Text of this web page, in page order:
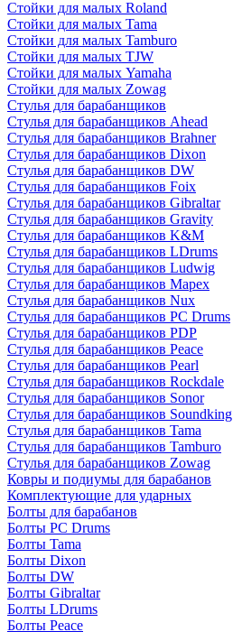
Стойки для малых Roland
Стойки для малых Tama
Стойки для малых Tamburo
Стойки для малых TJW
Стойки для малых Yamaha
Стойки для малых Zowag
Стулья для барабанщиков
Стулья для барабанщиков Ahead
Стулья для барабанщиков Brahner
Стулья для барабанщиков Dixon
Стулья для барабанщиков DW
Стулья для барабанщиков Foix
Стулья для барабанщиков Gibraltar
Стулья для барабанщиков Gravity
Стулья для барабанщиков K&M
Стулья для барабанщиков LDrums
Стулья для барабанщиков Ludwig
Стулья для барабанщиков Mapex
Стулья для барабанщиков Nux
Стулья для барабанщиков PC Drums
Стулья для барабанщиков PDP
Стулья для барабанщиков Peace
Стулья для барабанщиков Pearl
Стулья для барабанщиков Rockdale
Стулья для барабанщиков Sonor
Стулья для барабанщиков Soundking
Стулья для барабанщиков Tama
Стулья для барабанщиков Tamburo
Стулья для барабанщиков Zowag
Ковры и подиумы для барабанов
Комплектующие для ударных
Болты для барабанов
Болты PC Drums
Болты Tama
Болты Dixon
Болты DW
Болты Gibraltar
Болты LDrums
Болты Peace